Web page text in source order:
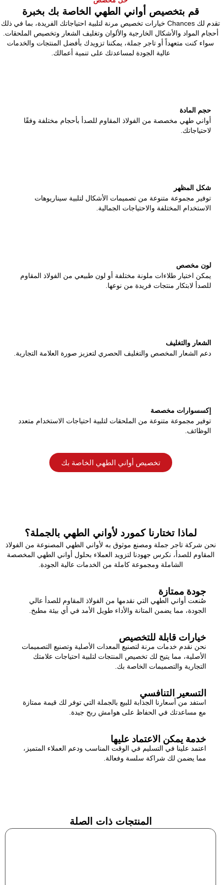
قم بتخصيص أواني الطهي الخاصة بك بخبرة
تقدم لك Chances خيارات تخصيص مرنة لتلبية احتياجاتك الفريدة، بما في ذلك
أحجام المواد والأشكال الخارجية والألوان وتغليف الشعار وتخصيص الملحقات.
سواء كنت متعهداً أو تاجر جملة، يمكننا تزويدك بأفضل المنتجات والخدمات
عالية الجودة لمساعدتك على تنمية أعمالك.
حجم المادة
أواني طهي مخصصة من الفولاذ المقاوم للصدأ بأحجام مختلفة وفقًا
لاحتياجاتك.
شكل المظهر
توفير مجموعة متنوعة من تصميمات الأشكال لتلبية سيناريوهات
الاستخدام المختلفة والاحتياجات الجمالية.
لون مخصص
يمكن اختيار طلاءات ملونة مختلفة أو لون طبيعي من الفولاذ المقاوم
للصدأ لابتكار منتجات فريدة من نوعها.
الشعار والتغليف
دعم الشعار المخصص والتغليف الحصري لتعزيز صورة العلامة التجارية.
إكسسوارات مخصصة
توفير مجموعة متنوعة من الملحقات لتلبية احتياجات الاستخدام متعدد
الوظائف.
تخصيص أواني الطهي الخاصة بك
لماذا تختارنا كمورد لأواني الطهي بالجملة؟
نحن شركة تاجر جملة ومصنع موثوق به لأواني الطهي المصنوعة من الفولاذ
المقاوم للصدأ، نكرس جهودنا لتزويد العملاء بحلول أواني الطهي المخصصة
الشاملة ومجموعة كاملة من الخدمات عالية الجودة.
جودة ممتازة
صُنعت أواني الطهي التي نقدمها من الفولاذ المقاوم للصدأ عالي
الجودة، مما يضمن المتانة والأداء طويل الأمد في أي بيئة مطبخ.
خيارات قابلة للتخصيص
نحن نقدم خدمات مرنة لتصنيع المعدات الأصلية وتصنيع التصميمات
الأصلية، مما يتيح لك تخصيص المنتجات لتلبية احتياجات علامتك
التجارية والتصميمات الخاصة بك.
التسعير التنافسي
استفد من أسعارنا الجذابة للبيع بالجملة التي توفر لك قيمة ممتازة
مع مساعدتك في الحفاظ على هوامش ربح جيدة.
خدمة يمكن الاعتماد عليها
اعتمد علينا في التسليم في الوقت المناسب ودعم العملاء المتميز،
مما يضمن لك شراكة سلسة وفعالة.
المنتجات ذات الصلة